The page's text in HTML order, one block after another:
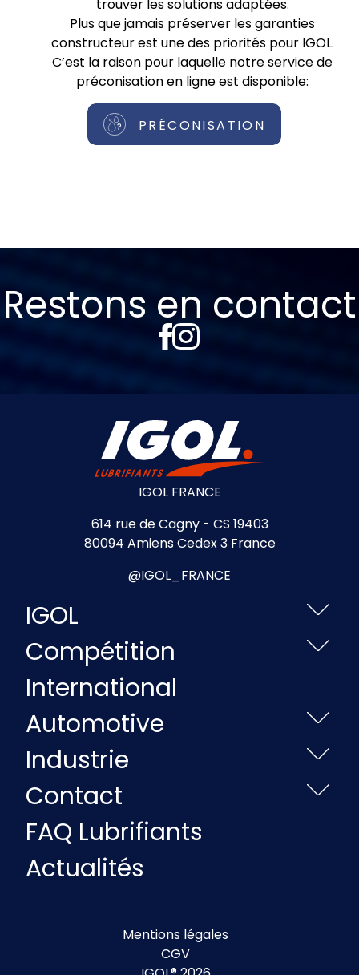
trouver les solutions adaptées.
Plus que jamais préserver les garanties
constructeur est une des priorités pour IGOL.
C’est la raison pour laquelle notre service de
préconisation en ligne est disponible:
PRÉCONISATION
Restons en contact
IGOL FRANCE
614 rue de Cagny - CS 19403
80094 Amiens Cedex 3 France
@IGOL_FRANCE
IGOL
Compétition
International
Automotive
Industrie
Contact
FAQ Lubrifiants
Actualités
Mentions légales
CGV